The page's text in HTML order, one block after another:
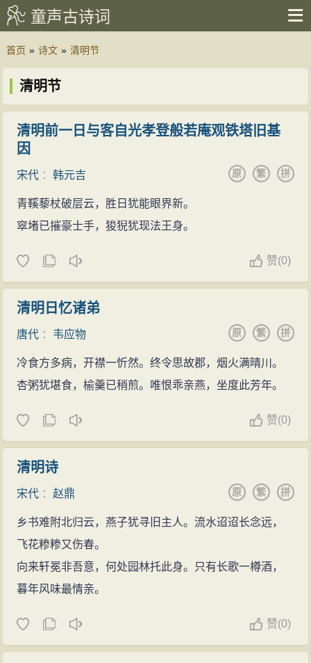
童声古诗词
首页 » 诗文 » 清明节
清明节
清明前一日与客自光孝登般若庵观铁塔旧基
因
宋代 ：韩元吉 拼
繁
原
青鞵藜杖破层云，胜日犹能眼界新。
窣堵已摧豪士手，狻猊犹现法王身。
赞(0)
清明日忆诸弟
唐代 ： 韦应物 拼
繁
原
冷食方多病，开襟一忻然。终令思故郡，烟火满晴川。
杏粥犹堪食，榆羹已稍煎。唯恨乖亲燕，坐度此芳年。
赞(0)
清明诗
宋代 ：赵鼎 拼
繁
原
乡书难附北归云，燕子犹寻旧主人。流水迢迢长念远，
飞花糁糁又伤春。
向来轩冕非吾意，何处园林托此身。只有长歌一樽酒，
暮年风味最情亲。
赞(0)